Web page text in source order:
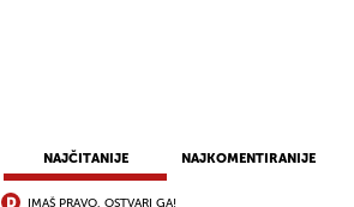
NAJČITANIJE NAJKOMENTIRANIJE
IMAŠ PRAVO, OSTVARI GA!